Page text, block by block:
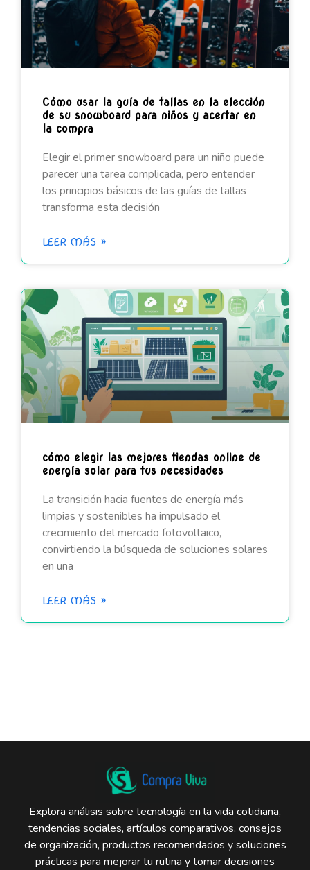
Cómo usar la guía de tallas en la elección
de su snowboard para niños y acertar en
la compra
Elegir el primer snowboard para un niño puede
parecer una tarea complicada, pero entender
los principios básicos de las guías de tallas
transforma esta decisión
LEER MÁS »
cómo elegir las mejores tiendas online de
energía solar para tus necesidades
La transición hacia fuentes de energía más
limpias y sostenibles ha impulsado el
crecimiento del mercado fotovoltaico,
convirtiendo la búsqueda de soluciones solares
en una
LEER MÁS »
Explora análisis sobre tecnología en la vida cotidiana,
tendencias sociales, artículos comparativos, consejos
de organización, productos recomendados y soluciones
prácticas para mejorar tu rutina y tomar decisiones